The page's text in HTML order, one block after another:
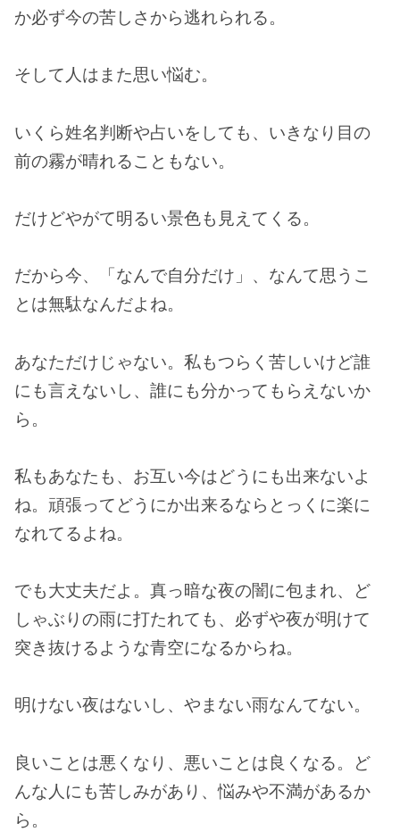
か必ず今の苦しさから逃れられる。
そして人はまた思い悩む。
いくら姓名判断や占いをしても、いきなり目の
前の霧が晴れることもない。
だけどやがて明るい景色も見えてくる。
だから今、「なんで自分だけ」、なんて思うこ
とは無駄なんだよね。
あなただけじゃない。私もつらく苦しいけど誰
にも言えないし、誰にも分かってもらえないか
ら。
私もあなたも、お互い今はどうにも出来ないよ
ね。頑張ってどうにか出来るならとっくに楽に
なれてるよね。
でも大丈夫だよ。真っ暗な夜の闇に包まれ、ど
しゃぶりの雨に打たれても、必ずや夜が明けて
突き抜けるような青空になるからね。
明けない夜はないし、やまない雨なんてない。
良いことは悪くなり、悪いことは良くなる。ど
んな人にも苦しみがあり、悩みや不満があるか
ら。